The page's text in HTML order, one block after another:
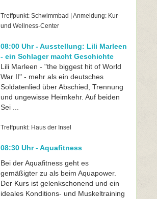
Treffpunkt: Schwimmbad | Anmeldung: Kur-
und Wellness-Center
08:00 Uhr - Ausstellung: Lili Marleen
- ein Schlager macht Geschichte
Lili Marleen - "the biggest hit of World
War II" - mehr als ein deutsches
Soldatenlied über Abschied, Trennung
und ungewisse Heimkehr. Auf beiden
Sei ...
Treffpunkt: Haus der Insel
08:30 Uhr - Aquafitness
Bei der Aquafitness geht es
gemäßigter zu als beim Aquapower.
Der Kurs ist gelenkschonend und ein
ideales Konditions- und Muskeltraining